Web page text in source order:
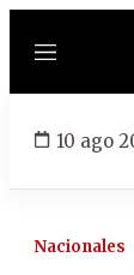
Menú
10 ago
Nacionales